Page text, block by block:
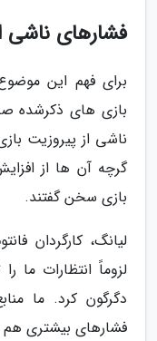
فشارهای ناشی
برای فهم این
بازی های ذکرشده
گرچه آن ها از
بازی سخن گفتند.
لیانگ، کارگردان
لزوماً انتظارات ما
دگرگون کرد. ما
فشارهای بیشتری هم